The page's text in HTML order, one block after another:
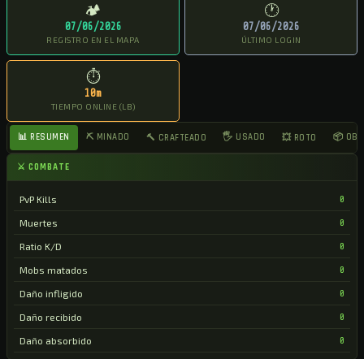
🏕
07/06/2026
REGISTRO EN EL MAPA
🕐
07/06/2026
ÚLTIMO LOGIN
⏱
10m
TIEMPO ONLINE (LB)
📊 RESUMEN ⛏ MINADO 🔨 CRAFTEADO 🖐 USADO 💥 ROTO 📦
⚔ COMBATE
PvP Kills 0
Muertes 0
Ratio K/D 0
Mobs matados 0
Daño infligido 0
Daño recibido 0
Daño absorbido 0